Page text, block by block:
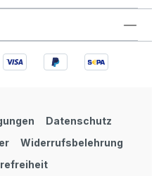
Datenschutz
Widerrufsbelehrung